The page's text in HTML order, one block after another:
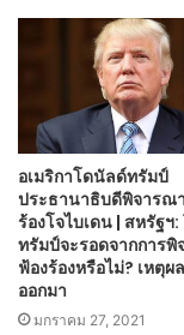
อเมริกาโดนัลด์ทรัมป์
ประธานาธิบดีพิจารณ
ร้องโจไบเดน | สหรัฐฯ
ทรัมป์จะรอดจากการ
ฟ้องร้องหรือไม่? เหตุ
ออกมา
มกราคม 27, 2021